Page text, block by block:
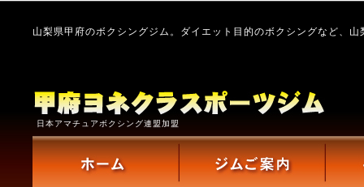
山梨県甲府のボクシングジム。ダイエット目的のボクシングなど、
日本アマチュアボクシング連盟加盟